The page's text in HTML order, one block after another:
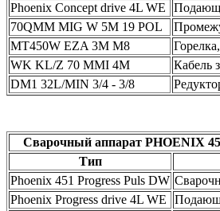
Phoenix Concept drive 4L WE
70QMM MIG W 5M 19 POL
MT450W EZA 3M M8
WK KL/Z 70 MMІ 4M
Кабель
DM1 32L/MIN 3/4 - 3/8
Сварочный аппарат PHOENIX
Тип
Phoenix 451 Progress Puls DW
Phoenix Progress drive 4L WE